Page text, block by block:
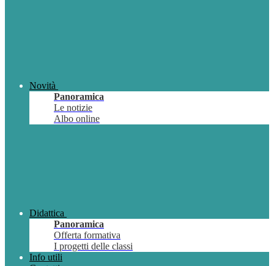
Novità
Panoramica
Le notizie
Albo online
Didattica
Panoramica
Offerta formativa
I progetti delle classi
Info utili